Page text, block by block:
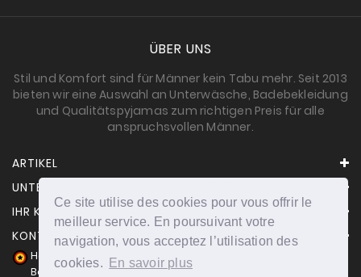
Ce site utilise des cookies pour vous offrir le
meilleur service. En poursuivant votre
navigation, vous acceptez l’utilisation des
cookies.
En savoir plus
ÜBER UNS
Stil und Komfort sind für Männer kein Tabu mehr. Seit 2013
bieten wir eine Auswahl an Unterwäsche, Badebekleidung
und Qualitätspyjamas zum richtigen Preis für alle
anspruchsvollen Männer.
ARTIKEL
UNTERNEHMEN
IHR KONTO
KONTAKT
Händler zugelassen von Gesellschaft für Garantierte
Bewertungen, Klicken Sie hier.